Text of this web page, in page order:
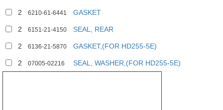
2 6210-61-6441 GASKET
2 6151-21-4150 SEAL, REAR
2 6136-21-5870 GASKET,(FOR HD255-5E)
2 07005-02216 SEAL, WASHER,(FOR HD255-5E)